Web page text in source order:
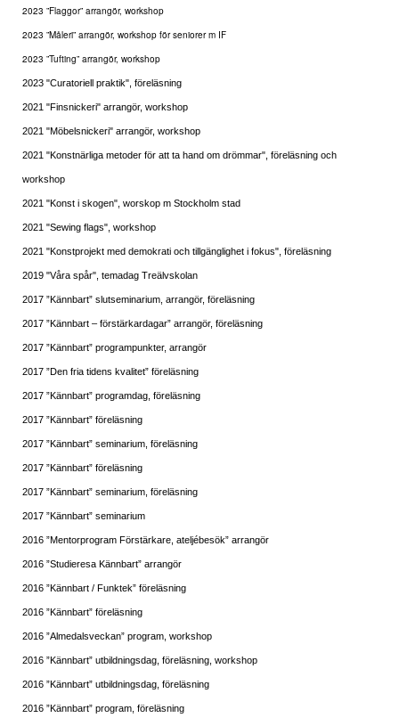
2023 ”Flaggor” arrangör, workshop
2023 ”Måleri” arrangör, workshop för seniorer m IF
2023 ”Tufting” arrangör, workshop
2023 "Curatoriell praktik", föreläsning
2021 "Finsnickeri" arrangör, workshop
2021 "Möbelsnickeri" arrangör, workshop
2021 "Konstnärliga metoder för att ta hand om drömmar", föreläsning och
workshop
2021 "Konst i skogen", worskop m Stockholm stad
2021 "Sewing flags", workshop
2021 "Konstprojekt med demokrati och tillgänglighet i fokus", föreläsning
2019 "Våra spår", temadag Treälvskolan
2017 ”Kännbart” slutseminarium, arrangör, föreläsning
2017 ”Kännbart – förstärkardagar” arrangör, föreläsning
2017 ”Kännbart” programpunkter, arrangör
2017 ”Den fria tidens kvalitet” föreläsning
2017 ”Kännbart” programdag, föreläsning
2017 ”Kännbart” föreläsning
2017 ”Kännbart” seminarium, föreläsning
2017 ”Kännbart” föreläsning
2017 ”Kännbart” seminarium, föreläsning
2017 ”Kännbart” seminarium
2016 ”Mentorprogram Förstärkare, ateljébesök” arrangör
2016 ”Studieresa Kännbart” arrangör
2016 ”Kännbart / Funktek” föreläsning
2016 ”Kännbart” föreläsning
2016 ”Almedalsveckan” program, workshop
2016 ”Kännbart” utbildningsdag, föreläsning, workshop
2016 ”Kännbart” utbildningsdag, föreläsning
2016 ”Kännbart” program, föreläsning